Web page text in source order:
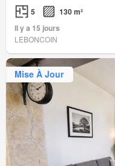
5
130 m²
Il y a 15 jours
LEBONCOIN
Mise À Jour